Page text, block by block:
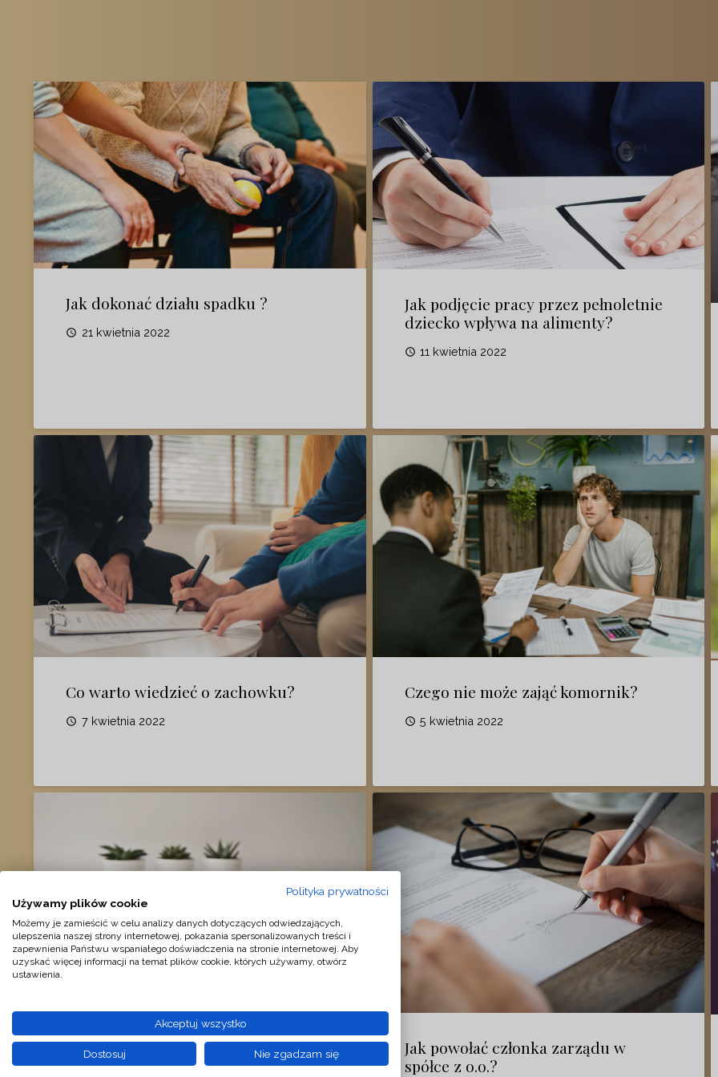
Jak dokonać działu spadku ?
access_time 21 kwietnia 2022
Jak podjęcie pracy przez pełnoletnie
dziecko wpływa na alimenty?
access_time 11 kwietnia 2022
Co warto wiedzieć o zachowku?
access_time 7 kwietnia 2022
Czego nie może zająć komornik?
access_time 5 kwietnia 2022
Rejestracja spółki z o.o. w S24- krok
po kroku
Jak powołać członka zarządu w
spółce z o.o.?
Polityka prywatności
Używamy plików cookie
Możemy je zamieścić w celu analizy danych dotyczących odwiedzających,
ulepszenia naszej strony internetowej, pokazania spersonalizowanych treści i
zapewnienia Państwu wspaniałego doświadczenia na stronie internetowej. Aby
uzyskać więcej informacji na temat plików cookie, których używamy, otwórz
ustawienia.
Akceptuj wszystko
Dostosuj Nie zgadzam się